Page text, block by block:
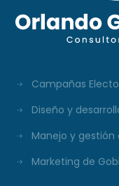
Campañas
Diseño y
Manejo y gestión
Marketing de